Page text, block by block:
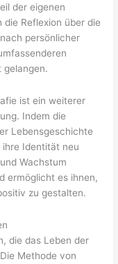
der eigenen
Reflexion über die
persönlicher
gelangen.
ist ein weiterer
Indem die
Lebensgeschichte
Identität neu
Wachstum
ermöglicht es ihnen,
zu gestalten.
die das Leben der
Methode von